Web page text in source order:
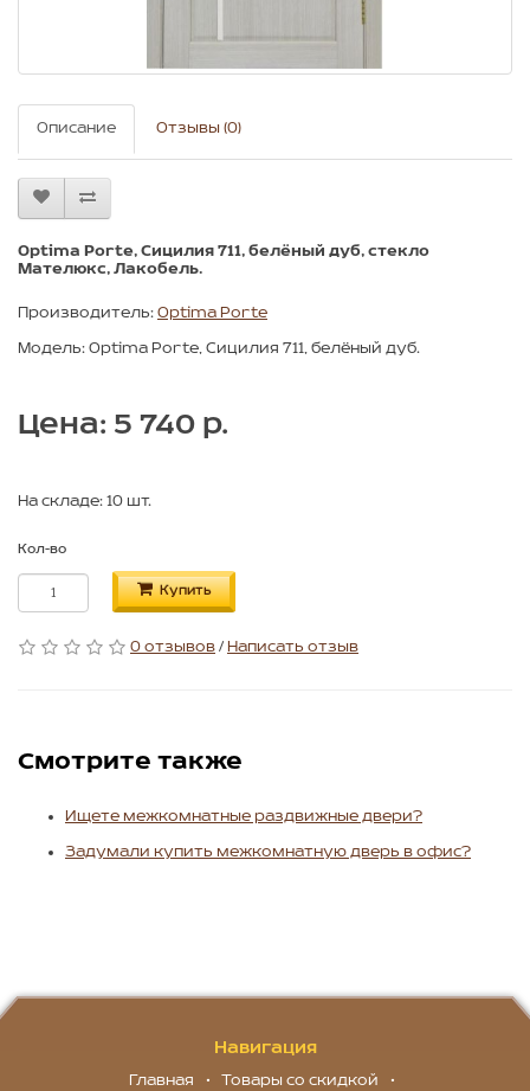
Описание Отзывы (0)
Optima Porte, Сицилия 711, белёный дуб, стекло
Мателюкс, Лакобель.
Производитель: Optima Porte
Модель: Optima Porte, Сицилия 711, белёный дуб.
Цена: 5 740 р.
На складе: 10 шт.
Кол-во
Купить
0 отзывов / Написать отзыв
Смотрите также
Ищете межкомнатные раздвижные двери?
Задумали купить межкомнатную дверь в офис?
Навигация
Главная
Товары со скидкой